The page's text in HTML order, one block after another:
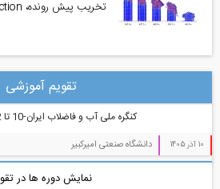
تخریب پیش رونده، Progressive destruction
تقویم آموزشی
کنگره ملی آب و فاضلاب ایران-10 تا 12 آذر 1405
دانشگاه صنعتی امیرکبیر
نمایش دوره ها در تقویم